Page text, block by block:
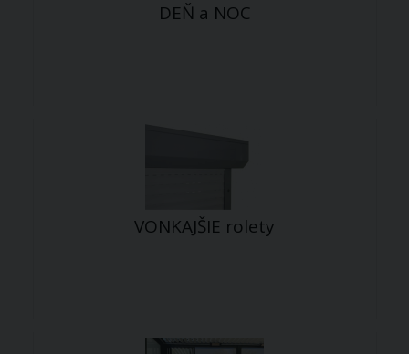
DEŇ a NOC
VONKAJŠIE rolety